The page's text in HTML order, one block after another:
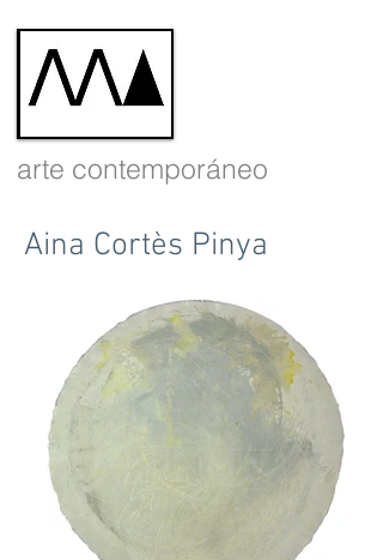
arte contemporáneo
Aina Cortès Pinya